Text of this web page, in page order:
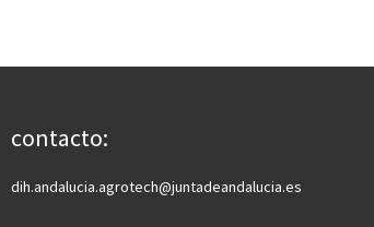
contacto:
dih.andalucia.agrotech@juntadeandalucia.es